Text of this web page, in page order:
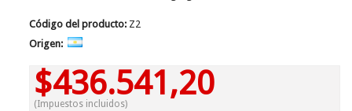
Código del producto: Z2
Origen:
$436.541,20
(Impuestos incluidos)